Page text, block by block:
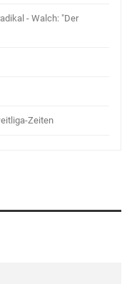
- Walch: "Der
Zeiten